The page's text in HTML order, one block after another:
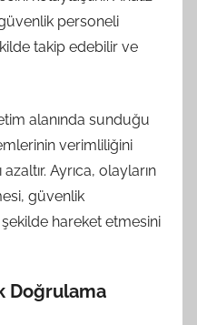
personeli
takip edebilir ve
alanında sunduğu
verimliliğini
azaltır. Ayrıca, olayların
güvenlik
hareket etmesini
Doğrulama